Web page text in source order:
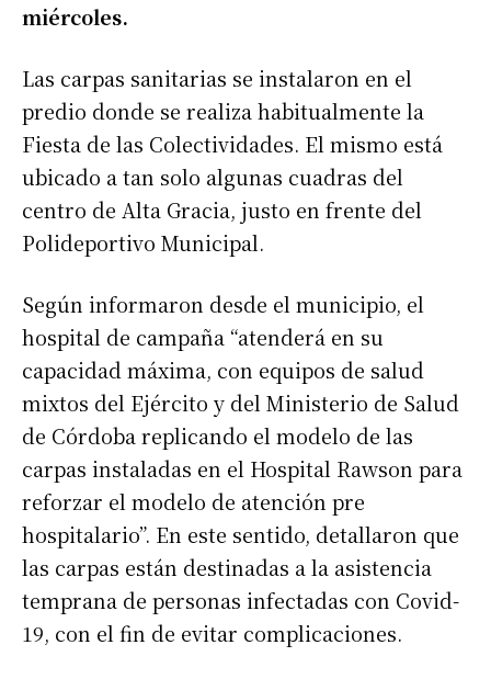
miércoles.
Las carpas sanitarias se instalaron en el
predio donde se realiza habitualmente la
Fiesta de las Colectividades. El mismo está
ubicado a tan solo algunas cuadras del
centro de Alta Gracia, justo en frente del
Polideportivo Municipal.
Según informaron desde el municipio, el
hospital de campaña “atenderá en su
capacidad máxima, con equipos de salud
mixtos del Ejército y del Ministerio de Salud
de Córdoba replicando el modelo de las
carpas instaladas en el Hospital Rawson para
reforzar el modelo de atención pre
hospitalario”. En este sentido, detallaron que
las carpas están destinadas a la asistencia
temprana de personas infectadas con Covid-
19, con el fin de evitar complicaciones.